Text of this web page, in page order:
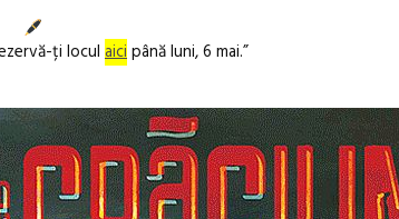
ți locul aicipână luni, 6 mai.”